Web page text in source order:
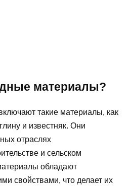
материалы?
такие материалы, как
и известняк. Они
отраслях
и сельском
обладают
свойствами, что делает их